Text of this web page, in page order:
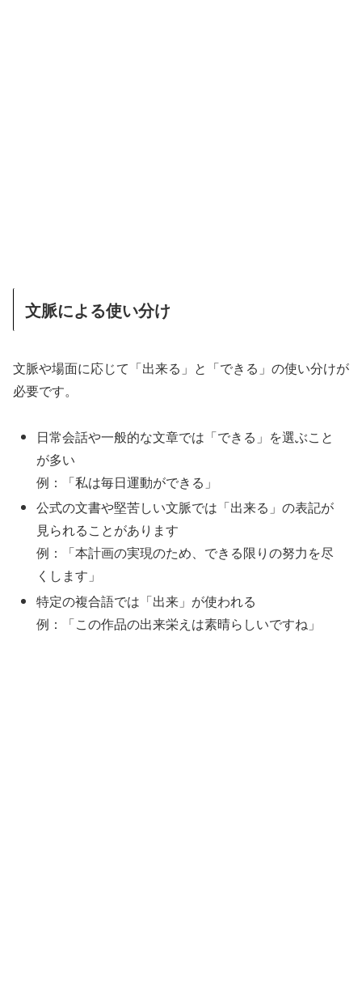
文脈による使い分け
文脈や場面に応じて「出来る」と「できる」の使い分けが
必要です。
日常会話や一般的な文章では「できる」を選ぶこと
が多い
例：「私は毎日運動ができる」
公式の文書や堅苦しい文脈では「出来る」の表記が
見られることがあります
例：「本計画の実現のため、できる限りの努力を尽
くします」
特定の複合語では「出来」が使われる
例：「この作品の出来栄えは素晴らしいですね」